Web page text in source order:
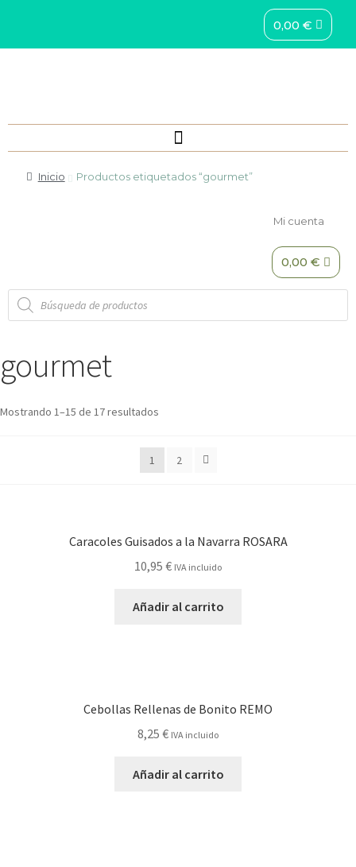
0,00 €
Inicio Productos etiquetados “gourmet”
Mi cuenta
0,00 €
gourmet
Mostrando 1–15 de 17 resultados
1 2
Caracoles Guisados a la Navarra ROSARA
10,95 € IVA incluido
Añadir al carrito
Cebollas Rellenas de Bonito REMO
8,25 € IVA incluido
Añadir al carrito